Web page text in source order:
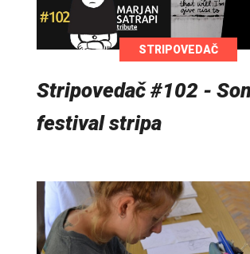
STRIPOVEDAČ
Stripovedač #102 -
festival stripa